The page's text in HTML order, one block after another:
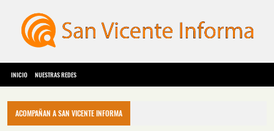
INICIO NUESTRAS REDES
ACOMPAÑAN A SAN VICENTE INFORMA